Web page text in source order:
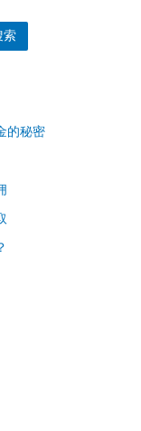
索
的秘密